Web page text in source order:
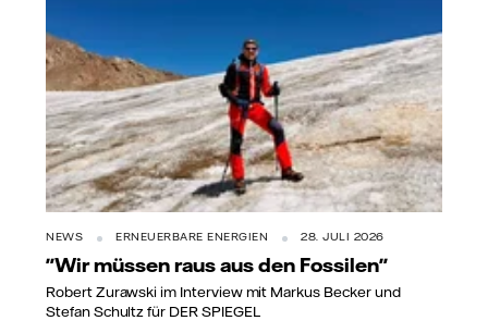
NEWS ERNEUERBARE ENERGIEN 28. JULI 2026
"Wir müssen raus aus den Fossilen"
Robert Zurawski im Interview mit Markus Becker und
Stefan Schultz für DER SPIEGEL